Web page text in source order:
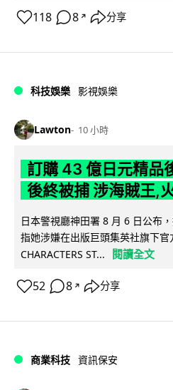
118 8 ↗ 分享
科技娛樂 影視娛樂
Lawton 10 小時
訂購 43 億日元精品
後終被捕 涉海賊王,
日本警視廳神田署 8 月 6 日公布
指她涉嫌在出版巨頭集英社旗下官
CHARACTERS ST...
閱讀全文
52 8 ↗ 分享
商業科技 資訊保安